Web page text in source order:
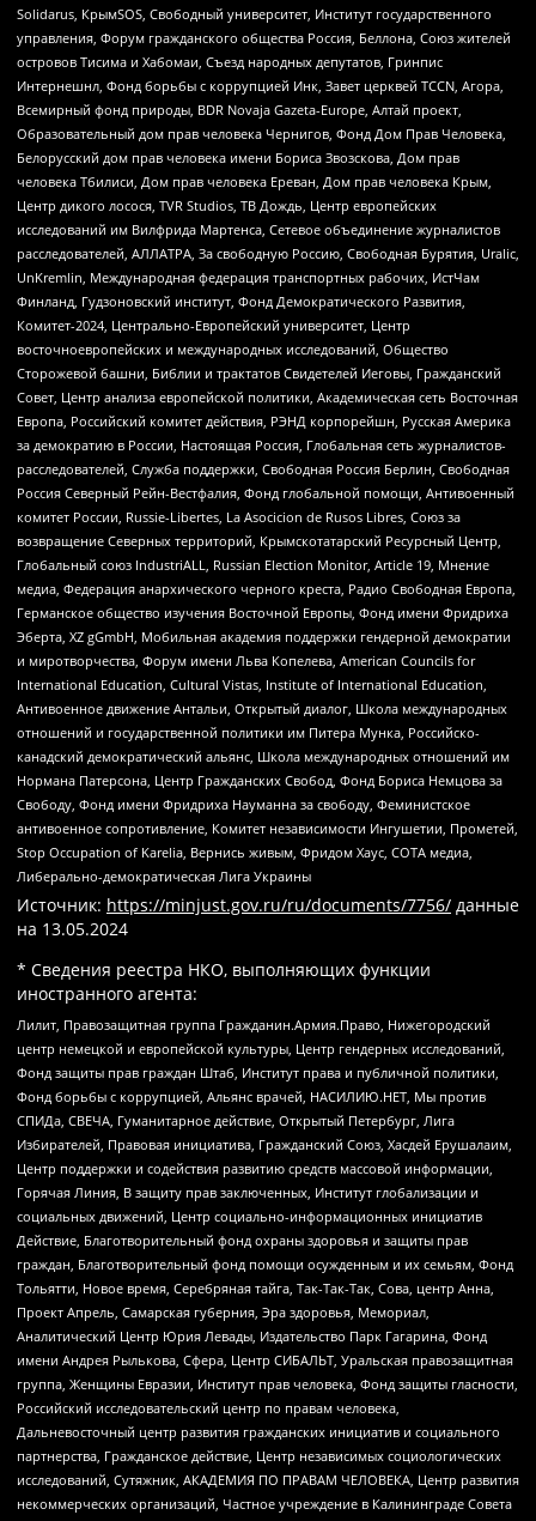
Solidarus, КрымSOS, Свободный университет, Институт государственного
управления, Форум гражданского общества Россия, Беллона, Союз жителей
островов Тисима и Хабомаи, Съезд народных депутатов, Гринпис
Интернешнл, Фонд борьбы с коррупцией Инк, Завет церквей TCCN, Агора,
Всемирный фонд природы, BDR Novaja Gazeta-Europe, Алтай проект,
Образовательный дом прав человека Чернигов, Фонд Дом Прав Человека,
Белорусский дом прав человека имени Бориса Звозскова, Дом прав
человека Тбилиси, Дом прав человека Ереван, Дом прав человека Крым,
Центр дикого лосося, TVR Studios, ТВ Дождь, Центр европейских
исследований им Вилфрида Мартенса, Сетевое объединение журналистов
расследователей, АЛЛАТРА, За свободную Россию, Свободная Бурятия, Uralic,
UnKremlin, Международная федерация транспортных рабочих, ИстЧам
Финланд, Гудзоновский институт, Фонд Демократического Развития,
Комитет-2024, Центрально-Европейский университет, Центр
восточноевропейских и международных исследований, Общество
Сторожевой башни, Библии и трактатов Свидетелей Иеговы, Гражданский
Совет, Центр анализа европейской политики, Академическая сеть Восточная
Европа, Российский комитет действия, РЭНД корпорейшн, Русская Америка
за демократию в России, Настоящая Россия, Глобальная сеть журналистов-
расследователей, Служба поддержки, Свободная Россия Берлин, Свободная
Россия Северный Рейн-Вестфалия, Фонд глобальной помощи, Антивоенный
комитет России, Russie-Libertes, La Asocicion de Rusos Libres, Союз за
возвращение Северных территорий, Крымскотатарский Ресурсный Центр,
Глобальный союз IndustriALL, Russian Election Monitor, Article 19, Мнение
медиа, Федерация анархического черного креста, Радио Свободная Европа,
Германское общество изучения Восточной Европы, Фонд имени Фридриха
Эберта, XZ gGmbH, Мобильная академия поддержки гендерной демократии
и миротворчества, Форум имени Льва Копелева, American Councils for
International Education, Cultural Vistas, Institute of International Education,
Антивоенное движение Антальи, Открытый диалог, Школа международных
отношений и государственной политики им Питера Мунка, Российско-
канадский демократический альянс, Школа международных отношений им
Нормана Патерсона, Центр Гражданских Свобод, Фонд Бориса Немцова за
Свободу, Фонд имени Фридриха Науманна за свободу, Феминистское
антивоенное сопротивление, Комитет независимости Ингушетии, Прометей,
Stop Occupation of Karelia, Вернись живым, Фридом Хаус, СОТА медиа,
Либерально-демократическая Лига Украины
Источник: https://minjust.gov.ru/ru/documents/7756/ данные
на 13.05.2024
* Сведения реестра НКО, выполняющих функции
иностранного агента:
Лилит, Правозащитная группа Гражданин.Армия.Право, Нижегородский
центр немецкой и европейской культуры, Центр гендерных исследований,
Фонд защиты прав граждан Штаб, Институт права и публичной политики,
Фонд борьбы с коррупцией, Альянс врачей, НАСИЛИЮ.НЕТ, Мы против
СПИДа, СВЕЧА, Гуманитарное действие, Открытый Петербург, Лига
Избирателей, Правовая инициатива, Гражданский Союз, Хасдей Ерушалаим,
Центр поддержки и содействия развитию средств массовой информации,
Горячая Линия, В защиту прав заключенных, Институт глобализации и
социальных движений, Центр социально-информационных инициатив
Действие, Благотворительный фонд охраны здоровья и защиты прав
граждан, Благотворительный фонд помощи осужденным и их семьям, Фонд
Тольятти, Новое время, Серебряная тайга, Так-Так-Так, Сова, центр Анна,
Проект Апрель, Самарская губерния, Эра здоровья, Мемориал,
Аналитический Центр Юрия Левады, Издательство Парк Гагарина, Фонд
имени Андрея Рылькова, Сфера, Центр СИБАЛЬТ, Уральская правозащитная
группа, Женщины Евразии, Институт прав человека, Фонд защиты гласности,
Российский исследовательский центр по правам человека,
Дальневосточный центр развития гражданских инициатив и социального
партнерства, Гражданское действие, Центр независимых социологических
исследований, Сутяжник, АКАДЕМИЯ ПО ПРАВАМ ЧЕЛОВЕКА, Центр развития
некоммерческих организаций, Частное учреждение в Калининграде Совета